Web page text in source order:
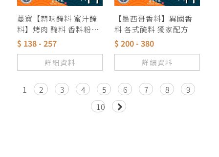
蔓寶【蒜味醃料 蜜汁醃
料】烤肉 醃料 香料粉獨
家配方
$ 138 - 257
詳細資料
【墨西哥香料】異國香
料 各式醃料 獨家配方
$ 200 - 380
詳細資料
1 2 3 4 5 6 7 8
9
10